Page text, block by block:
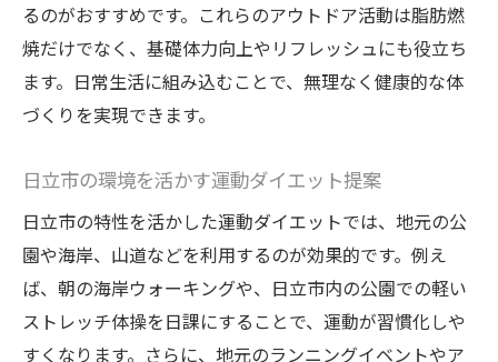
るのがおすすめです。これらのアウトドア活動は脂肪燃
焼だけでなく、基礎体力向上やリフレッシュにも役立ち
ます。日常生活に組み込むことで、無理なく健康的な体
づくりを実現できます。
日立市の環境を活かす運動ダイエット提案
日立市の特性を活かした運動ダイエットでは、地元の公
園や海岸、山道などを利用するのが効果的です。例え
ば、朝の海岸ウォーキングや、日立市内の公園での軽い
ストレッチ体操を日課にすることで、運動が習慣化しや
すくなります。さらに、地元のランニングイベントやア